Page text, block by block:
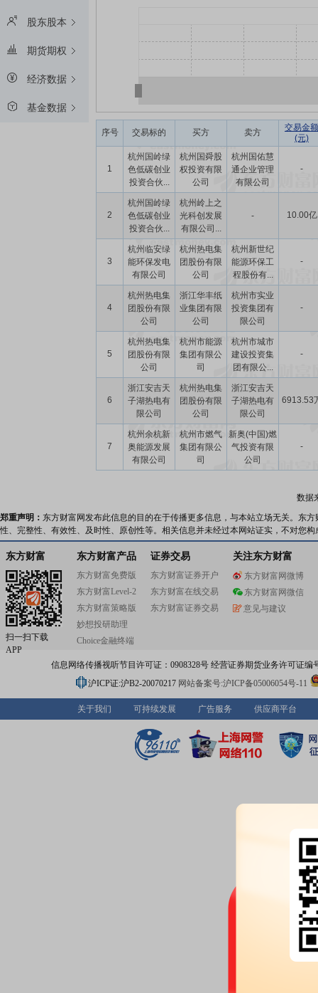
股东股本
期货期权
经济数据
基金数据
序号 交易标的 买方 卖方
交易金额
(元)
1
杭州国岭绿
色低碳创业
投资合伙...
杭州国舜股
权投资有限
公司
杭州国佑慧
通企业管理
有限公司
-
2
杭州国岭绿
色低碳创业
投资合伙...
杭州岭上之
光科创发展
有限公司...
- 10.00亿
3
杭州临安绿
能环保发电
有限公司
杭州热电集
团股份有限
公司
杭州新世纪
能源环保工
程股份有...
-
4
杭州热电集
团股份有限
公司
浙江华丰纸
业集团有限
公司
杭州市实业
投资集团有
限公司
-
5
杭州热电集
团股份有限
公司
杭州市能源
集团有限公
司
杭州市城市
建设投资集
团有限公...
-
6
浙江安吉天
子湖热电有
限公司
杭州热电集
团股份有限
公司
浙江安吉天
子湖热电有
限公司
6913.53
7
杭州余杭新
奥能源发展
有限公司
杭州市燃气
集团有限公
司
新奥(中国)燃
气投资有限
公司
-
数据
郑重声明： 东方财富网发布此信息的目的在于传播更多信息，与本站立场无关。东
性、完整性、有效性、及时性、原创性等。相关信息并未经过本网站证实，不对您
东方财富
扫一扫下载
APP
东方财富产品
东方财富免费版
东方财富Level-2
东方财富策略版
妙想投研助理
Choice金融终端
证券交易
东方财富证券开户
东方财富在线交易
东方财富证券交易
关注东方财富
东方财富网微博
东方财富网微信
意见与建议
信息网络传播视听节目许可证：0908328号 经营证券期货业务许可证编
沪ICP证:沪B2-20070217 网站备案号:沪ICP备05006054号-11
关于我们 可持续发展 广告服务 供应商平台